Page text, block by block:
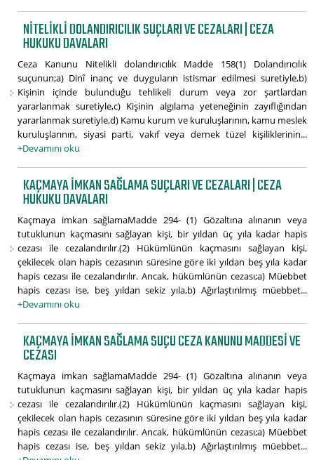
NITELIKLI DOLANDIRICILIK SUÇLARI VE CEZALARI | CEZA
HUKUKU DAVALARI
Ceza Kanunu Nitelikli dolandırıcılık Madde 158(1) Dolandırıcılık
suçunun;a) Dinî inanç ve duyguların istismar edilmesi suretiyle,b)
Kişinin içinde bulunduğu tehlikeli durum veya zor şartlardan
yararlanmak suretiyle,c) Kişinin algılama yeteneğinin zayıflığından
yararlanmak suretiyle,d) Kamu kurum ve kuruluşlarının, kamu meslek
kuruluşlarının, siyasi parti, vakıf veya dernek tüzel kişiliklerinin...
+Devamını oku
KAÇMAYA IMKAN SAĞLAMA SUÇLARI VE CEZALARI | CEZA
HUKUKU DAVALARI
Kaçmaya imkan sağlamaMadde 294- (1) Gözaltına alınanın veya
tutuklunun kaçmasını sağlayan kişi, bir yıldan üç yıla kadar hapis
cezası ile cezalandırılır.(2) Hükümlünün kaçmasını sağlayan kişi,
çekilecek olan hapis cezasının süresine göre iki yıldan beş yıla kadar
hapis cezası ile cezalandırılır. Ancak, hükümlünün cezası;a) Müebbet
hapis cezası ise, beş yıldan sekiz yıla,b) Ağırlaştırılmış müebbet...
+Devamını oku
KAÇMAYA IMKAN SAĞLAMA SUÇU CEZA KANUNU MADDESI VE
CEZASI
Kaçmaya imkan sağlamaMadde 294- (1) Gözaltına alınanın veya
tutuklunun kaçmasını sağlayan kişi, bir yıldan üç yıla kadar hapis
cezası ile cezalandırılır.(2) Hükümlünün kaçmasını sağlayan kişi,
çekilecek olan hapis cezasının süresine göre iki yıldan beş yıla kadar
hapis cezası ile cezalandırılır. Ancak, hükümlünün cezası;a) Müebbet
hapis cezası ise, beş yıldan sekiz yıla,b) Ağırlaştırılmış müebbet...